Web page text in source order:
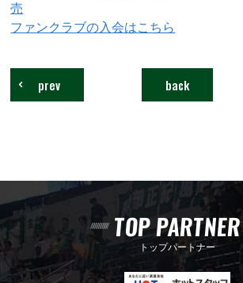
売
ファンクラブの入会はこちら
back
prev
TOP PARTNER
トップパートナー